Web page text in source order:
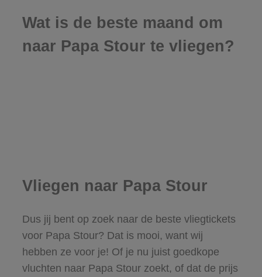
Wat is de beste maand om
naar Papa Stour te vliegen?
Vliegen naar Papa Stour
Dus jij bent op zoek naar de beste vliegtickets
voor Papa Stour? Dat is mooi, want wij
hebben ze voor je! Of je nu juist goedkope
vluchten naar Papa Stour zoekt, of dat de prijs